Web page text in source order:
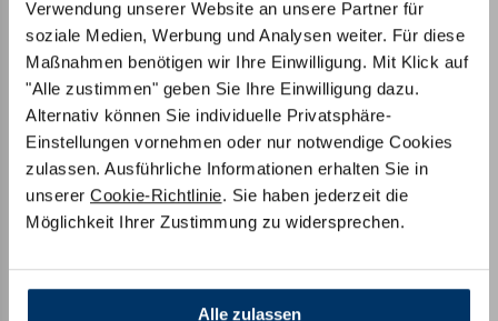
Verwendung unserer Website an unsere Partner für
soziale Medien, Werbung und Analysen weiter. Für diese
Maßnahmen benötigen wir Ihre Einwilligung. Mit Klick auf
"Alle zustimmen" geben Sie Ihre Einwilligung dazu.
Alternativ können Sie individuelle Privatsphäre-
Einstellungen vornehmen oder nur notwendige Cookies
zulassen. Ausführliche Informationen erhalten Sie in
unserer Cookie-Richtlinie. Sie haben jederzeit die
Möglichkeit Ihrer Zustimmung zu widersprechen.
Alle zulassen